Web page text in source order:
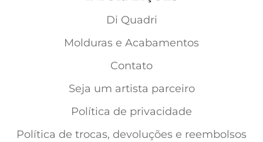
Di Quadri
Molduras e Acabamentos
Contato
Seja um artista parceiro
Política de privacidade
Política de trocas, devoluções e reembolsos